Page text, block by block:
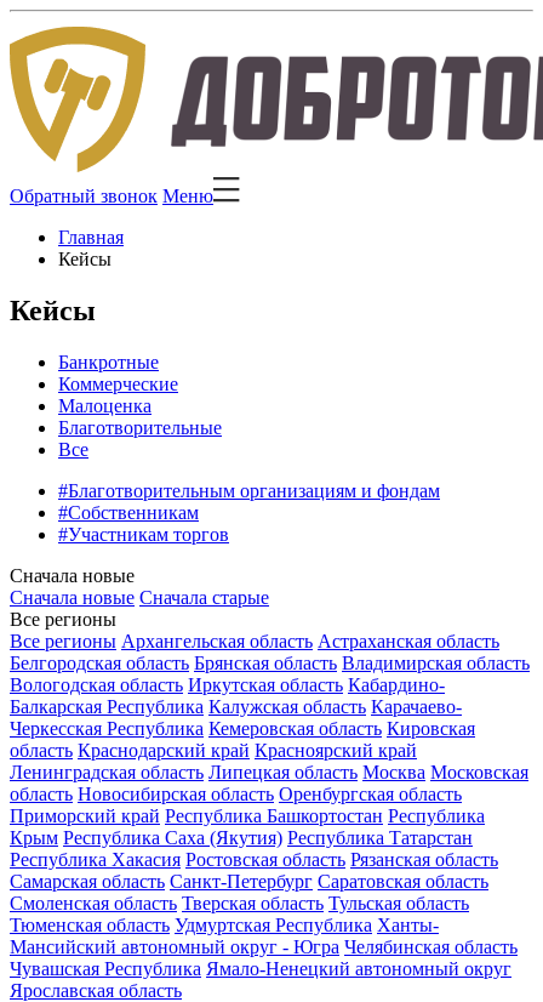
Обратный звонок Меню
Главная
Кейсы
Кейсы
Банкротные
Коммерческие
Малоценка
Благотворительные
Все
#Благотворительным организациям и фондам
#Собственникам
#Участникам торгов
Сначала новые
Сначала новые Сначала старые
Все регионы
Все регионы Архангельская область Астраханская область
Белгородская область Брянская область Владимирская область
Вологодская область Иркутская область Кабардино-
Балкарская Республика Калужская область Карачаево-
Черкесская Республика Кемеровская область Кировская
область Краснодарский край Красноярский край
Ленинградская область Липецкая область Москва Московская
область Новосибирская область Оренбургская область
Приморский край Республика Башкортостан Республика
Крым Республика Саха (Якутия) Республика Татарстан
Республика Хакасия Ростовская область Рязанская область
Самарская область Санкт-Петербург Саратовская область
Смоленская область Тверская область Тульская область
Тюменская область Удмуртская Республика Ханты-
Мансийский автономный округ - Югра Челябинская область
Чувашская Республика Ямало-Ненецкий автономный округ
Ярославская область